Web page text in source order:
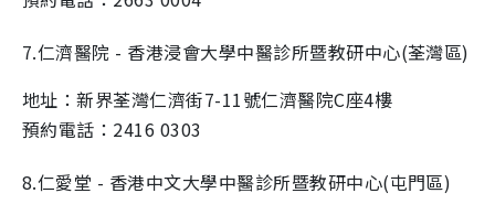
7.仁濟醫院 - 香港浸會大學中醫診所暨教研中心(荃灣區)
地址：新界荃灣仁濟街7-11號仁濟醫院C座4樓
預約電話：2416 0303
8.仁愛堂 - 香港中文大學中醫診所暨教研中心(屯門區)